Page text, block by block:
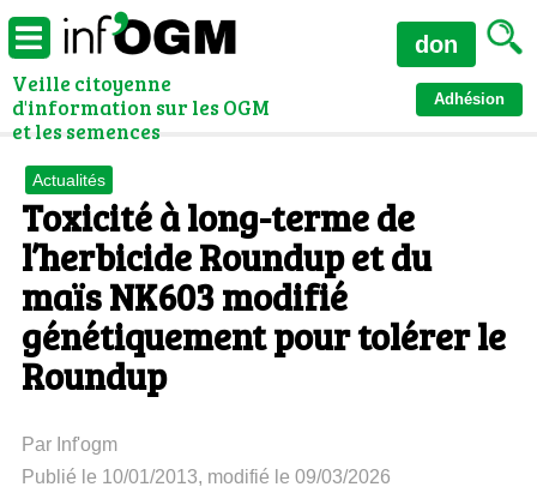
Veille citoyenne
d'information sur les OGM
et les semences
Adhésion
don
Actualités
Toxicité à long-terme de
l’herbicide Roundup et du
maïs NK603 modifié
génétiquement pour tolérer le
Roundup
Par Inf'ogm
Publié le 10/01/2013, modifié le 09/03/2026